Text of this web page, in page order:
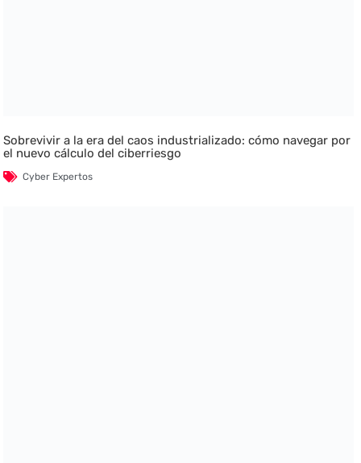
Sobrevivir a la era del caos industrializado: cómo navegar por
el nuevo cálculo del ciberriesgo
Cyber Expertos